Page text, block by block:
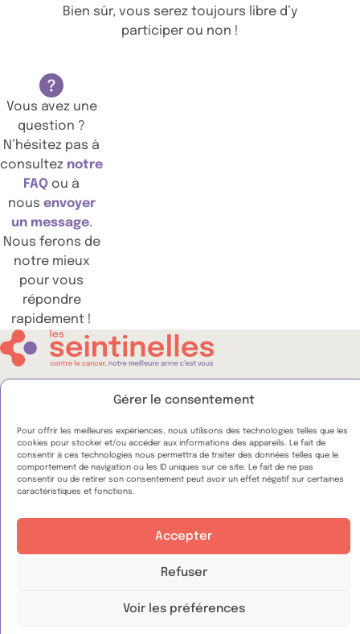
Gérer le consentement
Pour offrir les meilleures expériences, nous utilisons des technologies telles que les
cookies pour stocker et/ou accéder aux informations des appareils. Le fait de
consentir à ces technologies nous permettra de traiter des données telles que le
comportement de navigation ou les ID uniques sur ce site. Le fait de ne pas
consentir ou de retirer son consentement peut avoir un effet négatif sur certaines
caractéristiques et fonctions.
Accepter
Refuser
Voir les préférences
Bien sûr, vous serez toujours libre d’y
participer ou non !
Vous avez une
question ?
N’hésitez pas à
consultez notre
FAQ ou à
nous envoyer
un message.
Nous ferons de
notre mieux
pour vous
répondre
rapidement !
Nous contacter
Nous suivre :
Notre politique de protection des données
Nos conditions générales d’utilisation
Mentions légales